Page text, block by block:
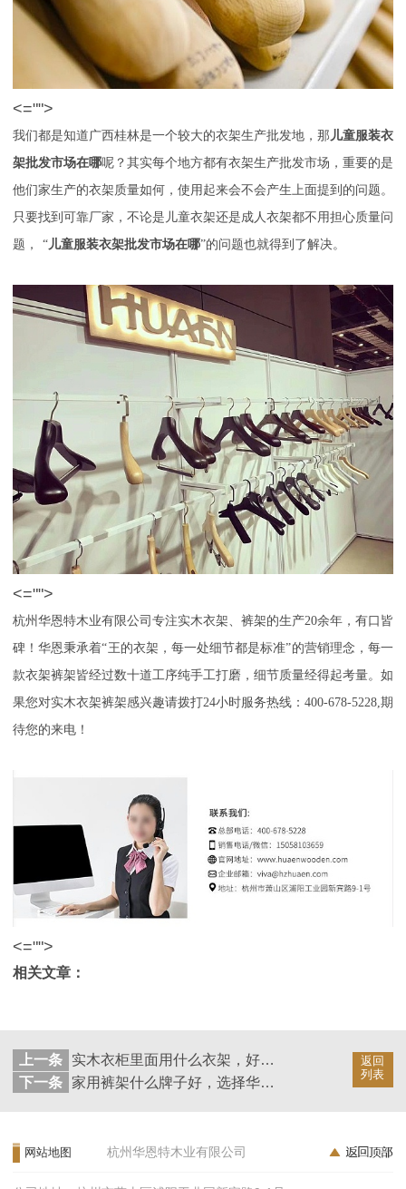
<="">
我们都是知道广西桂林是一个较大的衣架生产批发地，那 儿童服装衣
架批发市场在哪呢？其实每个地方都有衣架生产批发市场，重要的是
他们家生产的衣架质量如何，使用起来会不会产生上面提到的问题。
只要找到可靠厂家，不论是儿童衣架还是成人衣架都不用担心质量问
题，
“ 儿童服装衣架批发市场在哪”的问题也就得到了解决。
<="">
杭州华恩特木业有限公司专注实木衣架、裤架的生产20余年，有口皆
碑！华恩秉承着“王的衣架，每一处细节都是标准”的营销理念，每一
款衣架裤架皆经过数十道工序纯手工打磨，细节质量经得起考量。如
果您对实木衣架裤架感兴趣请拨打24小时服务热线：400-678-5228,期
待您的来电！
<="">
相关文章：
返回
列表
上一条
实木衣柜里面用什么衣架，好马当然配好鞍！--华恩衣架
下一条
家用裤架什么牌子好，选择华恩我放心！--华恩衣架
网站地图 杭州华恩特木业有限公司